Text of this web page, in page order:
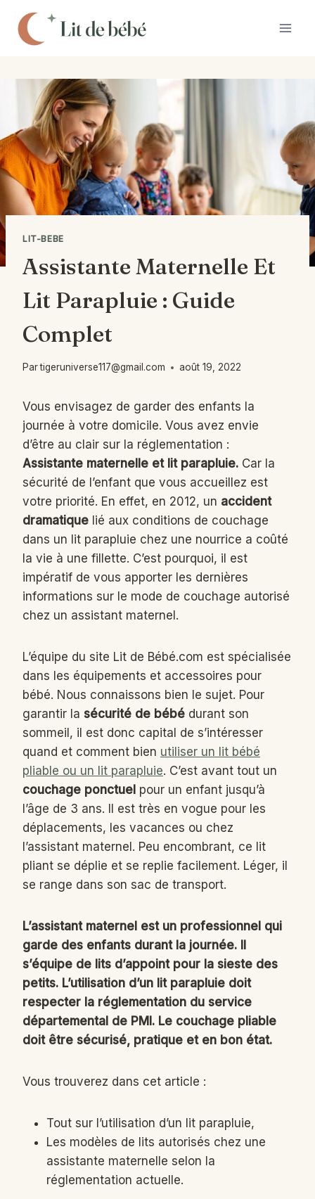
contenu
LIT-BEBE
Assistante Maternelle Et
Lit Parapluie : Guide
Complet
Partigeruniverse117@gmail.com août 19, 2022
Vous envisagez de garder des enfants la
journée à votre domicile. Vous avez envie
d’être au clair sur la réglementation :
Assistante maternelle et lit parapluie. Car la
sécurité de l’enfant que vous accueillez est
votre priorité. En effet, en 2012, un accident
dramatique lié aux conditions de couchage
dans un lit parapluie chez une nourrice a coûté
la vie à une fillette. C’est pourquoi, il est
impératif de vous apporter les dernières
informations sur le mode de couchage autorisé
chez un assistant maternel.
L’équipe du site Lit de Bébé.com est spécialisée
dans les équipements et accessoires pour
bébé. Nous connaissons bien le sujet. Pour
garantir la sécurité de bébé durant son
sommeil, il est donc capital de s’intéresser
quand et comment bien utiliser un lit bébé
pliable ou un lit parapluie. C’est avant tout un
couchage ponctuel pour un enfant jusqu’à
l’âge de 3 ans. Il est très en vogue pour les
déplacements, les vacances ou chez
l’assistant maternel. Peu encombrant, ce lit
pliant se déplie et se replie facilement. Léger, il
se range dans son sac de transport.
L’assistant maternel est un professionnel qui
garde des enfants durant la journée. Il
s’équipe de lits d’appoint pour la sieste des
petits. L’utilisation d’un lit parapluie doit
respecter la réglementation du service
départemental de PMI. Le couchage pliable
doit être sécurisé, pratique et en bon état.
Vous trouverez dans cet article :
Tout sur l’utilisation d’un lit parapluie,
Les modèles de lits autorisés chez une
assistante maternelle selon la
réglementation actuelle.